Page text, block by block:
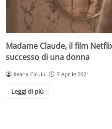
Madame Claude, il film
successo di una donna
Ileana Cirulli 7 Aprile 2021
Leggi di più